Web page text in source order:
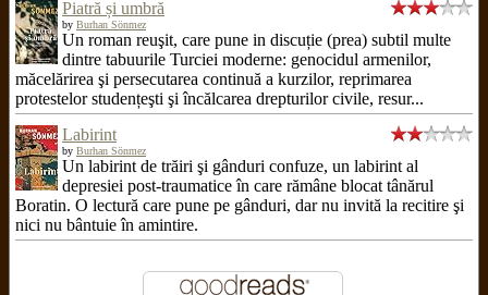
Piatră și umbră
by Burhan Sönmez
Un roman reuşit, care pune in discuție (prea) subtil multe
dintre tabuurile Turciei moderne: genocidul armenilor,
măcelărirea şi persecutarea continuă a kurzilor, reprimarea
protestelor studențeşti şi încălcarea drepturilor civile, resur...
Labirint
by Burhan Sönmez
Un labirint de trăiri şi gânduri confuze, un labirint al
depresiei post-traumatice în care rămâne blocat tânărul
Boratin. O lectură care pune pe gânduri, dar nu invită la recitire şi
nici nu bântuie în amintire.